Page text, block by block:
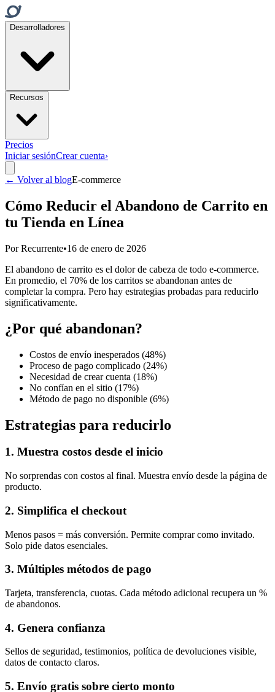
Desarrolladores
Recursos
Precios
Iniciar sesiónCrear cuenta›
← Volver al blogE-commerce
Cómo Reducir el Abandono de Carrito en
tu Tienda en Línea
PorRecurrente•16 de enero de 2026
El abandono de carrito es el dolor de cabeza de todo e-commerce.
En promedio, el 70% de los carritos se abandonan antes de
completar la compra. Pero hay estrategias probadas para reducirlo
significativamente.
¿Por qué abandonan?
Costos de envío inesperados (48%)
Proceso de pago complicado (24%)
Necesidad de crear cuenta (18%)
No confían en el sitio (17%)
Método de pago no disponible (6%)
Estrategias para reducirlo
1. Muestra costos desde el inicio
No sorprendas con costos al final. Muestra envío desde la página de
producto.
2. Simplifica el checkout
Menos pasos = más conversión. Permite comprar como invitado.
Solo pide datos esenciales.
3. Múltiples métodos de pago
Tarjeta, transferencia, cuotas. Cada método adicional recupera un %
de abandonos.
4. Genera confianza
Sellos de seguridad, testimonios, política de devoluciones visible,
datos de contacto claros.
5. Envío gratis sobre cierto monto